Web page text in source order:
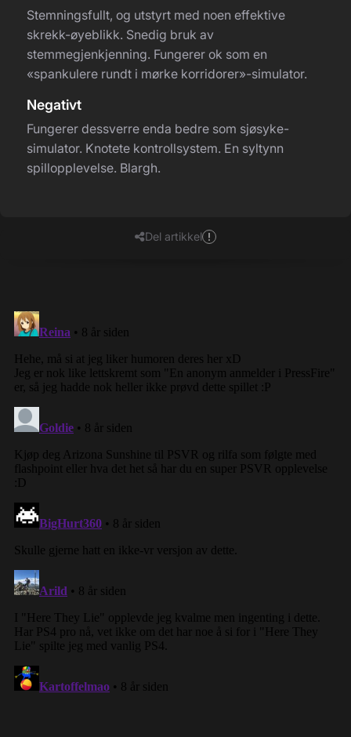
Stemningsfullt, og utstyrt med noen effektive
skrekk-øyeblikk. Snedig bruk av
stemmegjenkjenning. Fungerer ok som en
«spankulere rundt i mørke korridorer»-simulator.
Negativt
Fungerer dessverre enda bedre som sjøsyke-
simulator. Knotete kontrollsystem. En syltynn
spillopplevelse. Blargh.
Del artikkel